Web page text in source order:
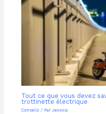
Tout ce que vous devez
trottinette électrique
Conseils / ParJessica